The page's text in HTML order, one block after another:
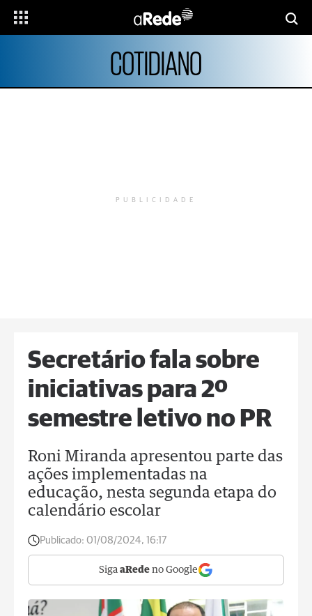
COTIDIANO
PUBLICIDADE
Secretário fala sobre
iniciativas para 2º
semestre letivo no PR
Roni Miranda apresentou parte das
ações implementadas na
educação, nesta segunda etapa do
calendário escolar
Publicado: 01/08/2024, 16:17
Siga aRede no Google